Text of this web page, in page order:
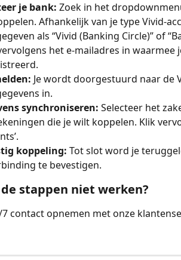
je bank: Zoek in het
Afhankelijk van je type Vivid-
als “Vivid (Banking Circle)” of
het e-mailadres in waarmee
Je wordt doorgestuurd naar de
in.
synchroniseren: Selecteer het
die je wilt koppelen. Klik
koppeling: Tot slot word je
te bevestigen.
stappen niet werken?
7 contact opnemen met onze